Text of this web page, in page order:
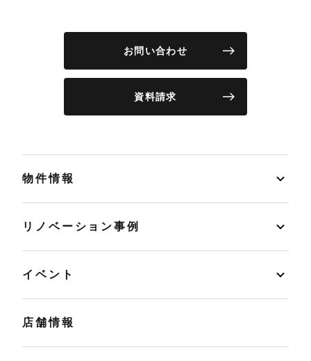
お問い合わせ
資料請求
物件情報
リノベーション事例
イベント
店舗情報